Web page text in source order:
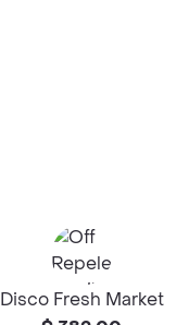
Disco Fresh Market